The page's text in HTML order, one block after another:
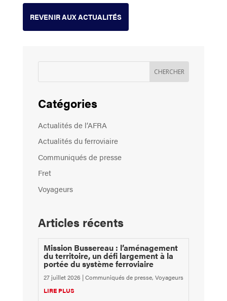
REVENIR AUX ACTUALITÉS
Catégories
Actualités de l’AFRA
Actualités du ferroviaire
Communiqués de presse
Fret
Voyageurs
Articles récents
Mission Bussereau : l’aménagement
du territoire, un défi largement à la
portée du système ferroviaire
27 juillet 2026 |Communiqués de presse, Voyageurs
LIRE PLUS